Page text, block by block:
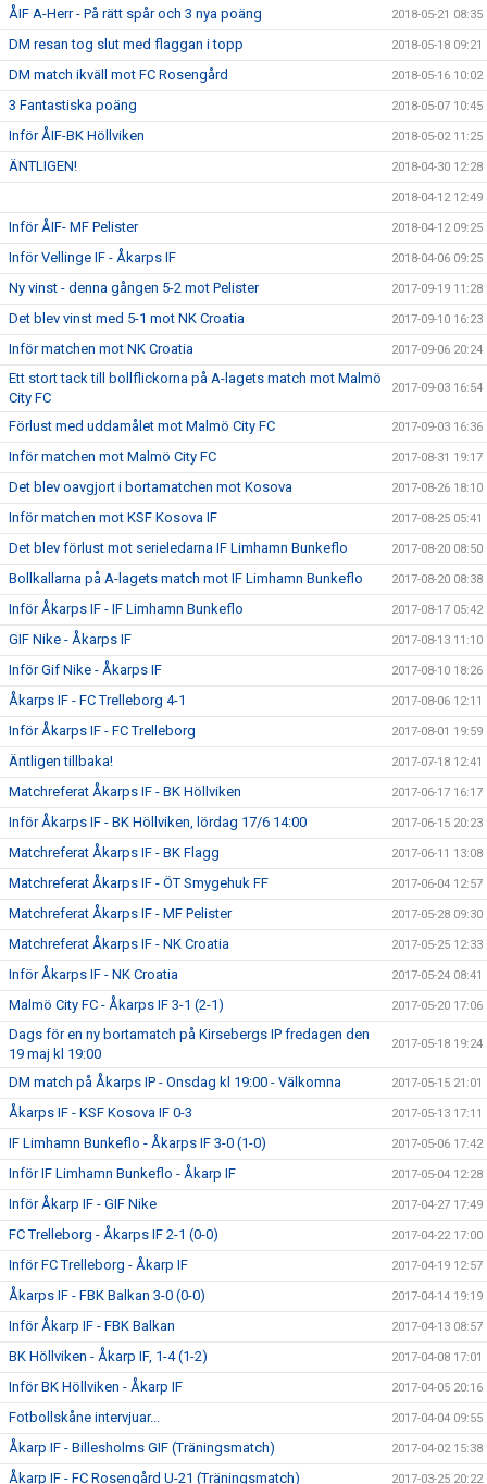
ÅIF A-Herr - På rätt spår och 3 nya poäng 2018-05-21 08:35
DM resan tog slut med flaggan i topp 2018-05-18 09:21
DM match ikväll mot FC Rosengård 2018-05-16 10:02
3 Fantastiska poäng 2018-05-07 10:45
Inför ÅIF-BK Höllviken 2018-05-02 11:25
ÄNTLIGEN! 2018-04-30 12:28
2018-04-12 12:49
Inför ÅIF- MF Pelister 2018-04-12 09:25
Inför Vellinge IF - Åkarps IF 2018-04-06 09:25
Ny vinst - denna gången 5-2 mot Pelister 2017-09-19 11:28
Det blev vinst med 5-1 mot NK Croatia 2017-09-10 16:23
Inför matchen mot NK Croatia 2017-09-06 20:24
Ett stort tack till bollflickorna på A-lagets match mot Malmö
City FC
2017-09-03 16:54
Förlust med uddamålet mot Malmö City FC 2017-09-03 16:36
Inför matchen mot Malmö City FC 2017-08-31 19:17
Det blev oavgjort i bortamatchen mot Kosova 2017-08-26 18:10
Inför matchen mot KSF Kosova IF 2017-08-25 05:41
Det blev förlust mot serieledarna IF Limhamn Bunkeflo 2017-08-20 08:50
Bollkallarna på A-lagets match mot IF Limhamn Bunkeflo 2017-08-20 08:38
Inför Åkarps IF - IF Limhamn Bunkeflo 2017-08-17 05:42
GIF Nike - Åkarps IF 2017-08-13 11:10
Inför Gif Nike - Åkarps IF 2017-08-10 18:26
Åkarps IF - FC Trelleborg 4-1 2017-08-06 12:11
Inför Åkarps IF - FC Trelleborg 2017-08-01 19:59
Äntligen tillbaka! 2017-07-18 12:41
Matchreferat Åkarps IF - BK Höllviken 2017-06-17 16:17
Inför Åkarps IF - BK Höllviken, lördag 17/6 14:00 2017-06-15 20:23
Matchreferat Åkarps IF - BK Flagg 2017-06-11 13:08
Matchreferat Åkarps IF - ÖT Smygehuk FF 2017-06-04 12:57
Matchreferat Åkarps IF - MF Pelister 2017-05-28 09:30
Matchreferat Åkarps IF - NK Croatia 2017-05-25 12:33
Inför Åkarps IF - NK Croatia 2017-05-24 08:41
Malmö City FC - Åkarps IF 3-1 (2-1) 2017-05-20 17:06
Dags för en ny bortamatch på Kirsebergs IP fredagen den
19 maj kl 19:00
2017-05-18 19:24
DM match på Åkarps IP - Onsdag kl 19:00 - Välkomna 2017-05-15 21:01
Åkarps IF - KSF Kosova IF 0-3 2017-05-13 17:11
IF Limhamn Bunkeflo - Åkarps IF 3-0 (1-0) 2017-05-06 17:42
Inför IF Limhamn Bunkeflo - Åkarp IF 2017-05-04 12:28
Inför Åkarp IF - GIF Nike 2017-04-27 17:49
FC Trelleborg - Åkarps IF 2-1 (0-0) 2017-04-22 17:00
Inför FC Trelleborg - Åkarp IF 2017-04-19 12:57
Åkarps IF - FBK Balkan 3-0 (0-0) 2017-04-14 19:19
Inför Åkarp IF - FBK Balkan 2017-04-13 08:57
BK Höllviken - Åkarp IF, 1-4 (1-2) 2017-04-08 17:01
Inför BK Höllviken - Åkarp IF 2017-04-05 20:16
Fotbollskåne intervjuar... 2017-04-04 09:55
Åkarp IF - Billesholms GIF (Träningsmatch) 2017-04-02 15:38
Åkarp IF - FC Rosengård U-21 (Träningsmatch) 2017-03-25 20:22